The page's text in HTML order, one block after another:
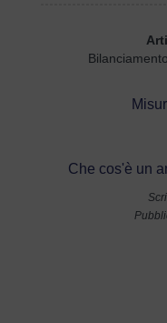
Che cos'è un